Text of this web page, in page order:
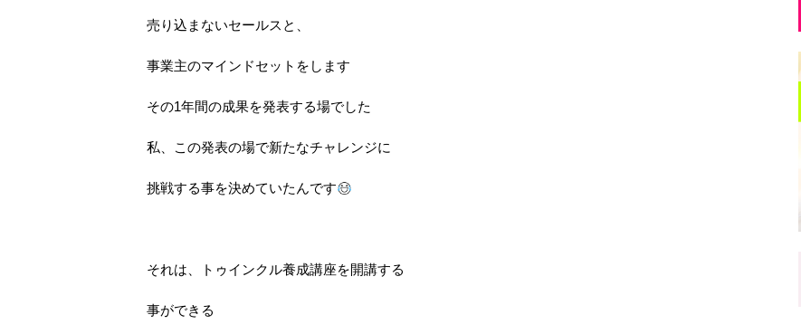
売り込まないセールスと、
事業主のマインドセットをします
その1年間の成果を発表する場でした
私、この発表の場で新たなチャレンジに
挑戦する事を決めていたんです
それは、トゥインクル養成講座を開講する
事ができる